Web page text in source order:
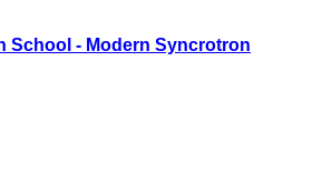
School - Modern Syncrotron